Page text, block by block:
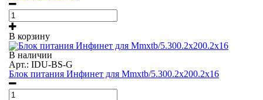
В корзину
В наличии
Арт.: IDU-BS-G
Блок питания Инфинет для Mmxtb/5.300.2x200.2x16